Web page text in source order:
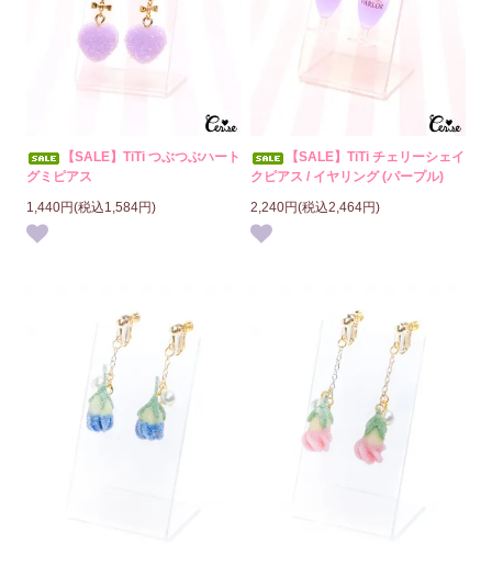
【SALE】TiTi つぶつぶハート
グミピアス
1,440円(税込1,584円)
【SALE】TiTi チェリーシェイ
クピアス / イヤリング (パープル)
2,240円(税込2,464円)